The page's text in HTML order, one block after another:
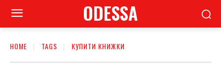
ODESSA
HOME TAGS КУПИТИ КНИЖКИ